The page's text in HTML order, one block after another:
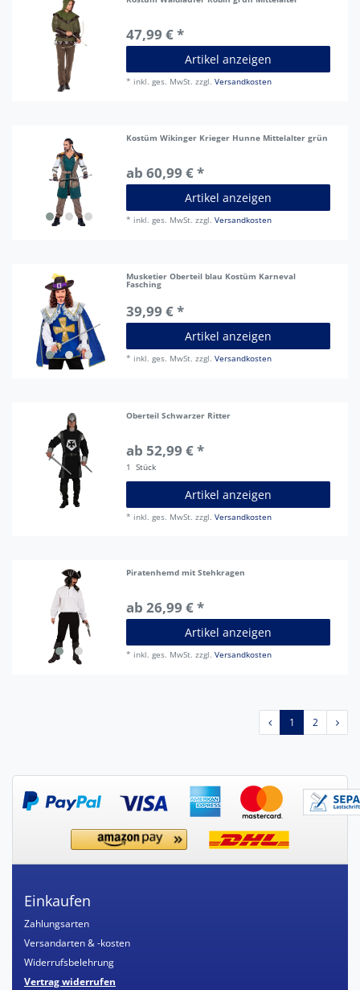
47,99 € *
Artikel anzeigen
* inkl. ges. MwSt. zzgl.Versandkosten
Kostüm Wikinger Krieger Hunne Mittelalter grün
ab 60,99 € *
Artikel anzeigen
* inkl. ges. MwSt. zzgl.Versandkosten
Musketier Oberteil blau Kostüm Karneval
Fasching
39,99 € *
Artikel anzeigen
* inkl. ges. MwSt. zzgl.Versandkosten
Oberteil Schwarzer Ritter
ab 52,99 € *
1 Stück
Artikel anzeigen
* inkl. ges. MwSt. zzgl.Versandkosten
Piratenhemd mit Stehkragen
ab 26,99 € *
Artikel anzeigen
* inkl. ges. MwSt. zzgl.Versandkosten
1 2
Einkaufen
Zahlungsarten
Versandarten & -kosten
Widerrufsbelehrung
Vertrag widerrufen